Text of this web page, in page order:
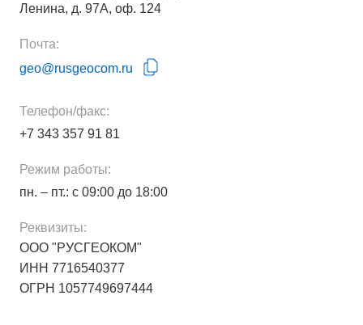
Ленина, д. 97А, оф. 124
Почта:
geo@rusgeocom.ru
Телефон/факс:
+7 343 357 91 81
Режим работы:
пн. – пт.: с 09:00 до 18:00
Реквизиты:
ООО "РУСГЕОКОМ"
ИНН 7716540377
ОГРН 1057749697444